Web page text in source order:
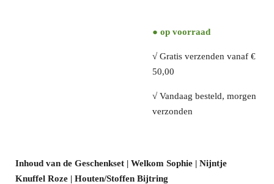
● op voorraad
√ Gratis verzenden vanaf €
50,00
√ Vandaag besteld, morgen
verzonden
Inhoud van de Geschenkset | Welkom Sophie | Nijntje
Knuffel Roze | Houten/Stoffen Bijtring